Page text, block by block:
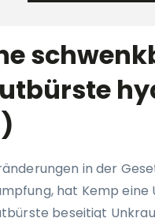
in der
hat Kemp
beseitigt